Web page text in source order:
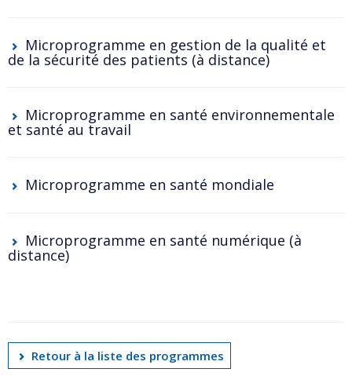
Microprogramme en gestion de la qualité et
de la sécurité des patients (à distance)
Microprogramme en santé environnementale
et santé au travail
Microprogramme en santé mondiale
Microprogramme en santé numérique (à
distance)
Retour à la liste des programmes